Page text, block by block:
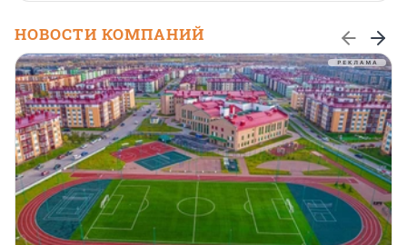
НОВОСТИ КОМПАНИЙ